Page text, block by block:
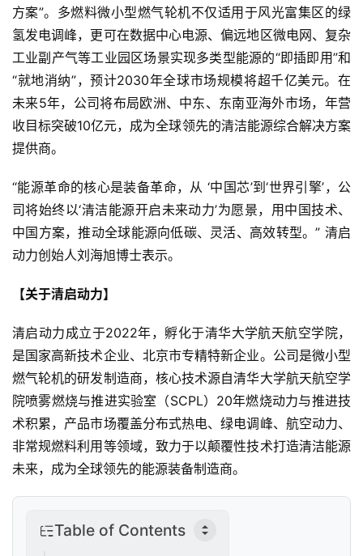
方案”。多燃料微小型燃气轮机不仅适用于风光富集区的绿
氢发电调峰，更可在数据中心电源、偏远地区微电网、复杂
工业副产气等工业园区场景实现多类型能源的“即插即用”和
“就地消纳”，预计2030年全球市场规模将超千亿美元。在
未来5年，公司将布局欧洲、中东、东南亚海外市场，年营
收目标突破10亿元，成为全球领先的清洁能源综合解决方案
提供商。
“能源革命的核心是装备革命，从 ‘中国芯’到‘世界引擎’，公
司将始终以‘清洁能源开启未来动力’为愿景，用中国技术、
中国方案，推动全球能源向低碳、灵活、高效转型。” 清启
动力创始人刘海旭博士表示。
【关于清启动力】
清启动力成立于2022年，孵化于清华大学航天航空学院，
是国家高新技术企业、北京市专精特新企业。公司是微小型
燃气轮机的研发制造商，核心技术源自清华大学航天航空学
院喷雾燃烧与推进实验室（SCPL）20年燃烧动力与推进技
术积累，产品市场覆盖分布式热电、绿电调峰、航空动力、
非常规燃料利用等领域，致力于以颠覆性技术打造清洁能源
未来，成为全球领先的能源装备制造商。
Table of Contents